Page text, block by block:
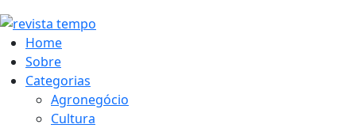
Home
Sobre
Categorias
Agronegócio
Cultura